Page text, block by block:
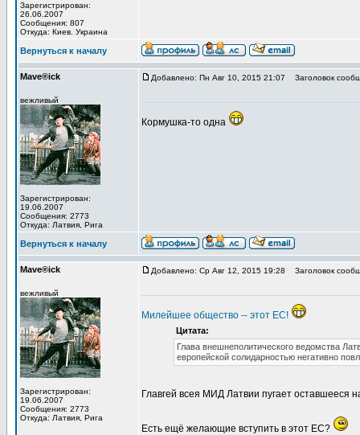
Зарегистрирован:
26.06.2007
Сообщения: 807
Откуда: Киев. Украина
Вернуться к началу
Mave®ick
вежливый
Зарегистрирован:
19.06.2007
Сообщения: 2773
Откуда: Латвия, Рига
Добавлено: Пн Авг 10, 2015 21:07 Заголовок
Кормушка-то одна
Вернуться к началу
Mave®ick
вежливый
Зарегистрирован:
19.06.2007
Сообщения: 2773
Откуда: Латвия, Рига
Добавлено: Ср Авг 12, 2015 19:28 Заголовок
Милейшее общество -- этот ЕС!
Цитата:
Глава внешнеполитического ведомства
европейской солидарностью негативно
Главгей всея МИД Латвии пугает оставшееся
Есть ещё желающие вступить в этот ЕС?